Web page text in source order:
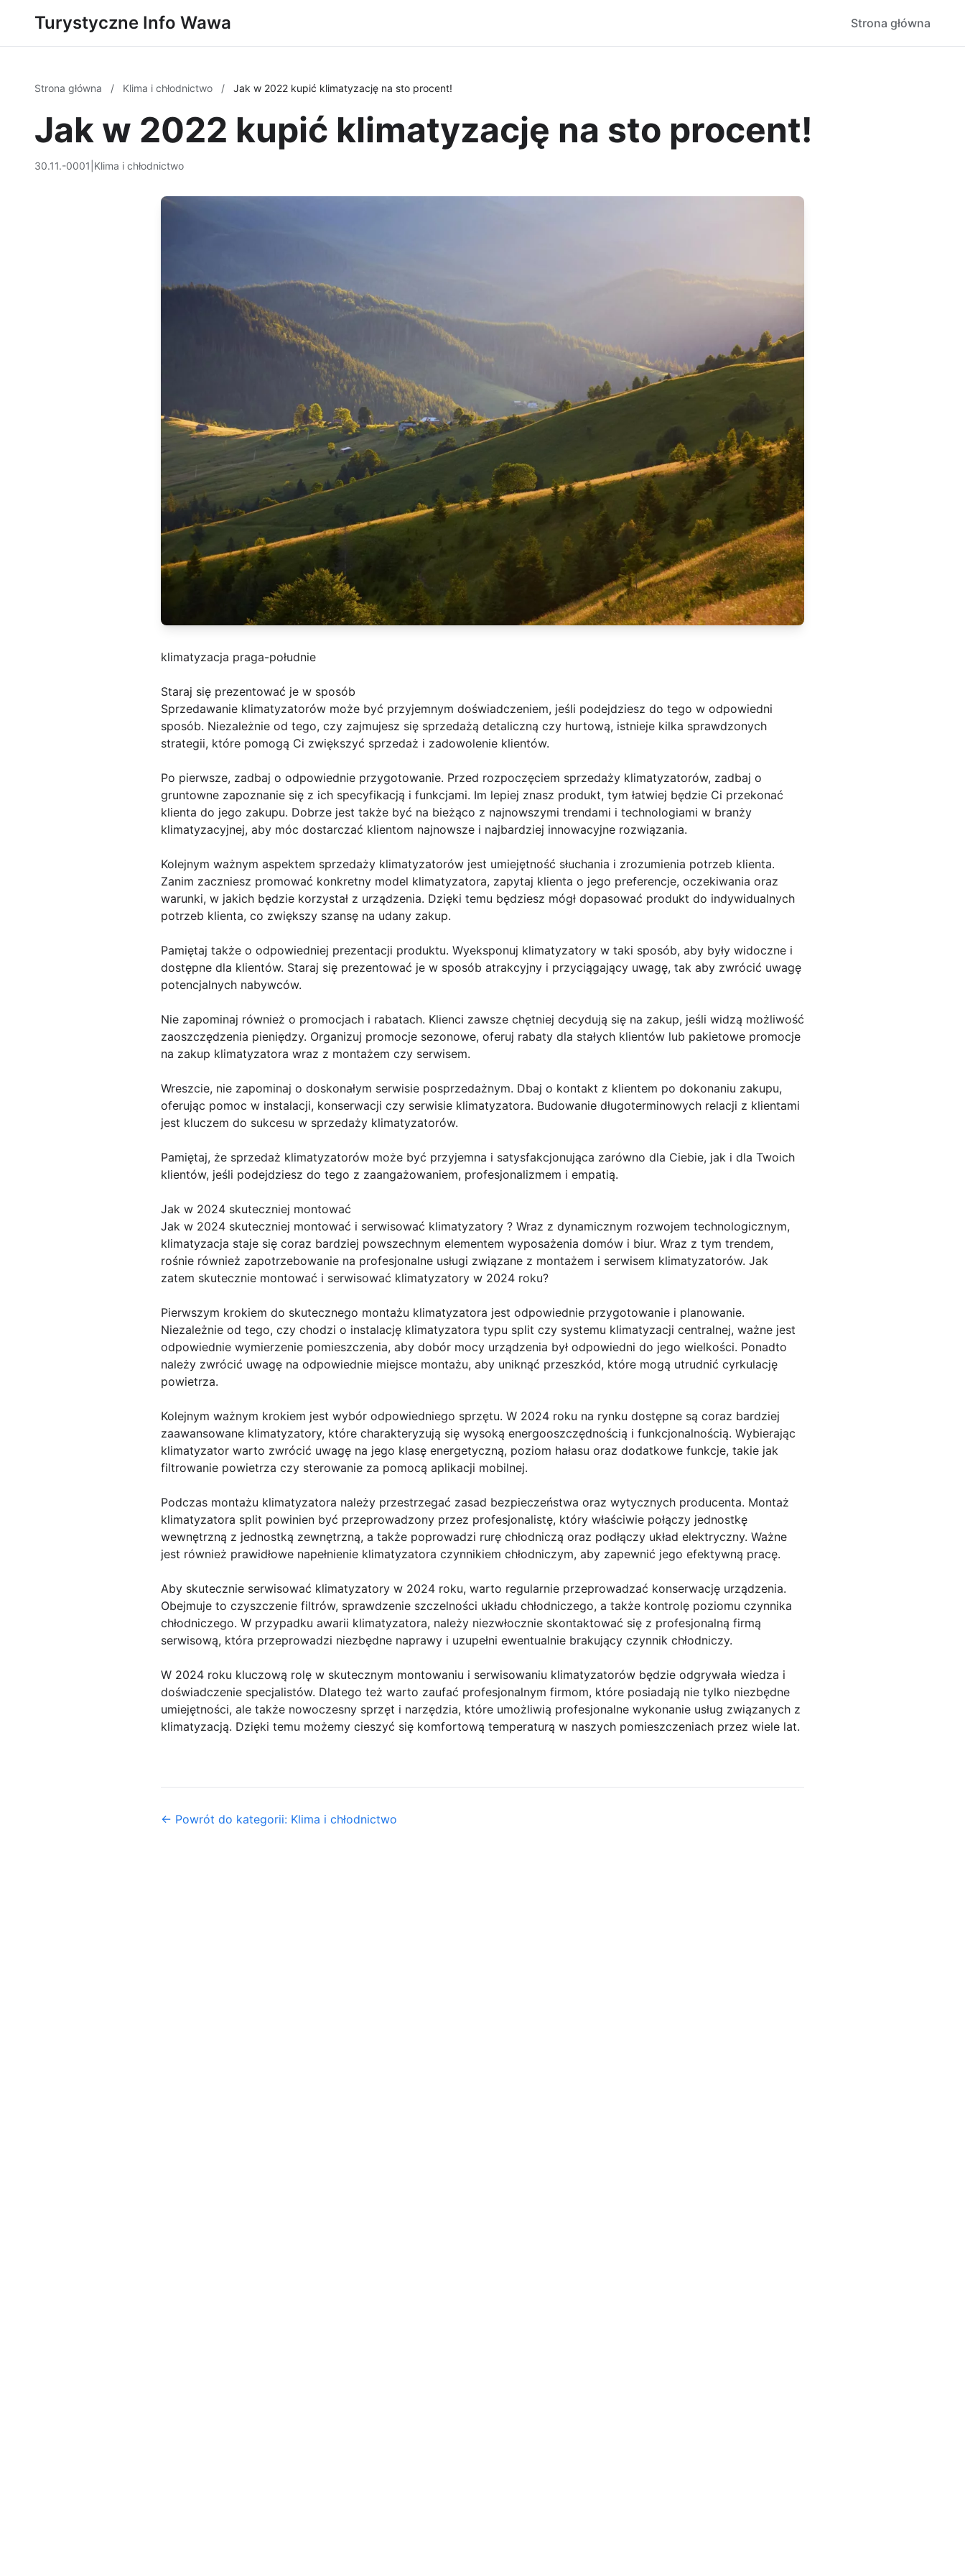
Turystyczne Info Wawa Strona główna
Strona główna / Klima i chłodnictwo / Jak w 2022 kupić klimatyzację na sto procent!
Jak w 2022 kupić klimatyzację na sto procent!
30.11.-0001 Klima i chłodnictwo
klimatyzacja praga-południe
Staraj się prezentować je w sposób
Sprzedawanie klimatyzatorów może być przyjemnym doświadczeniem, jeśli podejdziesz do tego w odpowiedni
sposób. Niezależnie od tego, czy zajmujesz się sprzedażą detaliczną czy hurtową, istnieje kilka sprawdzonych
strategii, które pomogą Ci zwiększyć sprzedaż i zadowolenie klientów.
Po pierwsze, zadbaj o odpowiednie przygotowanie. Przed rozpoczęciem sprzedaży klimatyzatorów, zadbaj o
gruntowne zapoznanie się z ich specyfikacją i funkcjami. Im lepiej znasz produkt, tym łatwiej będzie Ci przekonać
klienta do jego zakupu. Dobrze jest także być na bieżąco z najnowszymi trendami i technologiami w branży
klimatyzacyjnej, aby móc dostarczać klientom najnowsze i najbardziej innowacyjne rozwiązania.
Kolejnym ważnym aspektem sprzedaży klimatyzatorów jest umiejętność słuchania i zrozumienia potrzeb klienta.
Zanim zaczniesz promować konkretny model klimatyzatora, zapytaj klienta o jego preferencje, oczekiwania oraz
warunki, w jakich będzie korzystał z urządzenia. Dzięki temu będziesz mógł dopasować produkt do indywidualnych
potrzeb klienta, co zwiększy szansę na udany zakup.
Pamiętaj także o odpowiedniej prezentacji produktu. Wyeksponuj klimatyzatory w taki sposób, aby były widoczne i
dostępne dla klientów. Staraj się prezentować je w sposób atrakcyjny i przyciągający uwagę, tak aby zwrócić uwagę
potencjalnych nabywców.
Nie zapominaj również o promocjach i rabatach. Klienci zawsze chętniej decydują się na zakup, jeśli widzą możliwość
zaoszczędzenia pieniędzy. Organizuj promocje sezonowe, oferuj rabaty dla stałych klientów lub pakietowe promocje
na zakup klimatyzatora wraz z montażem czy serwisem.
Wreszcie, nie zapominaj o doskonałym serwisie posprzedażnym. Dbaj o kontakt z klientem po dokonaniu zakupu,
oferując pomoc w instalacji, konserwacji czy serwisie klimatyzatora. Budowanie długoterminowych relacji z klientami
jest kluczem do sukcesu w sprzedaży klimatyzatorów.
Pamiętaj, że sprzedaż klimatyzatorów może być przyjemna i satysfakcjonująca zarówno dla Ciebie, jak i dla Twoich
klientów, jeśli podejdziesz do tego z zaangażowaniem, profesjonalizmem i empatią.
Jak w 2024 skuteczniej montować
Jak w 2024 skuteczniej montować i serwisować klimatyzatory ? Wraz z dynamicznym rozwojem technologicznym,
klimatyzacja staje się coraz bardziej powszechnym elementem wyposażenia domów i biur. Wraz z tym trendem,
rośnie również zapotrzebowanie na profesjonalne usługi związane z montażem i serwisem klimatyzatorów. Jak
zatem skutecznie montować i serwisować klimatyzatory w 2024 roku?
Pierwszym krokiem do skutecznego montażu klimatyzatora jest odpowiednie przygotowanie i planowanie.
Niezależnie od tego, czy chodzi o instalację klimatyzatora typu split czy systemu klimatyzacji centralnej, ważne jest
odpowiednie wymierzenie pomieszczenia, aby dobór mocy urządzenia był odpowiedni do jego wielkości. Ponadto
należy zwrócić uwagę na odpowiednie miejsce montażu, aby uniknąć przeszkód, które mogą utrudnić cyrkulację
powietrza.
Kolejnym ważnym krokiem jest wybór odpowiedniego sprzętu. W 2024 roku na rynku dostępne są coraz bardziej
zaawansowane klimatyzatory, które charakteryzują się wysoką energooszczędnością i funkcjonalnością. Wybierając
klimatyzator warto zwrócić uwagę na jego klasę energetyczną, poziom hałasu oraz dodatkowe funkcje, takie jak
filtrowanie powietrza czy sterowanie za pomocą aplikacji mobilnej.
Podczas montażu klimatyzatora należy przestrzegać zasad bezpieczeństwa oraz wytycznych producenta. Montaż
klimatyzatora split powinien być przeprowadzony przez profesjonalistę, który właściwie połączy jednostkę
wewnętrzną z jednostką zewnętrzną, a także poprowadzi rurę chłodniczą oraz podłączy układ elektryczny. Ważne
jest również prawidłowe napełnienie klimatyzatora czynnikiem chłodniczym, aby zapewnić jego efektywną pracę.
Aby skutecznie serwisować klimatyzatory w 2024 roku, warto regularnie przeprowadzać konserwację urządzenia.
Obejmuje to czyszczenie filtrów, sprawdzenie szczelności układu chłodniczego, a także kontrolę poziomu czynnika
chłodniczego. W przypadku awarii klimatyzatora, należy niezwłocznie skontaktować się z profesjonalną firmą
serwisową, która przeprowadzi niezbędne naprawy i uzupełni ewentualnie brakujący czynnik chłodniczy.
W 2024 roku kluczową rolę w skutecznym montowaniu i serwisowaniu klimatyzatorów będzie odgrywała wiedza i
doświadczenie specjalistów. Dlatego też warto zaufać profesjonalnym firmom, które posiadają nie tylko niezbędne
umiejętności, ale także nowoczesny sprzęt i narzędzia, które umożliwią profesjonalne wykonanie usług związanych z
klimatyzacją. Dzięki temu możemy cieszyć się komfortową temperaturą w naszych pomieszczeniach przez wiele lat.
← Powrót do kategorii: Klima i chłodnictwo